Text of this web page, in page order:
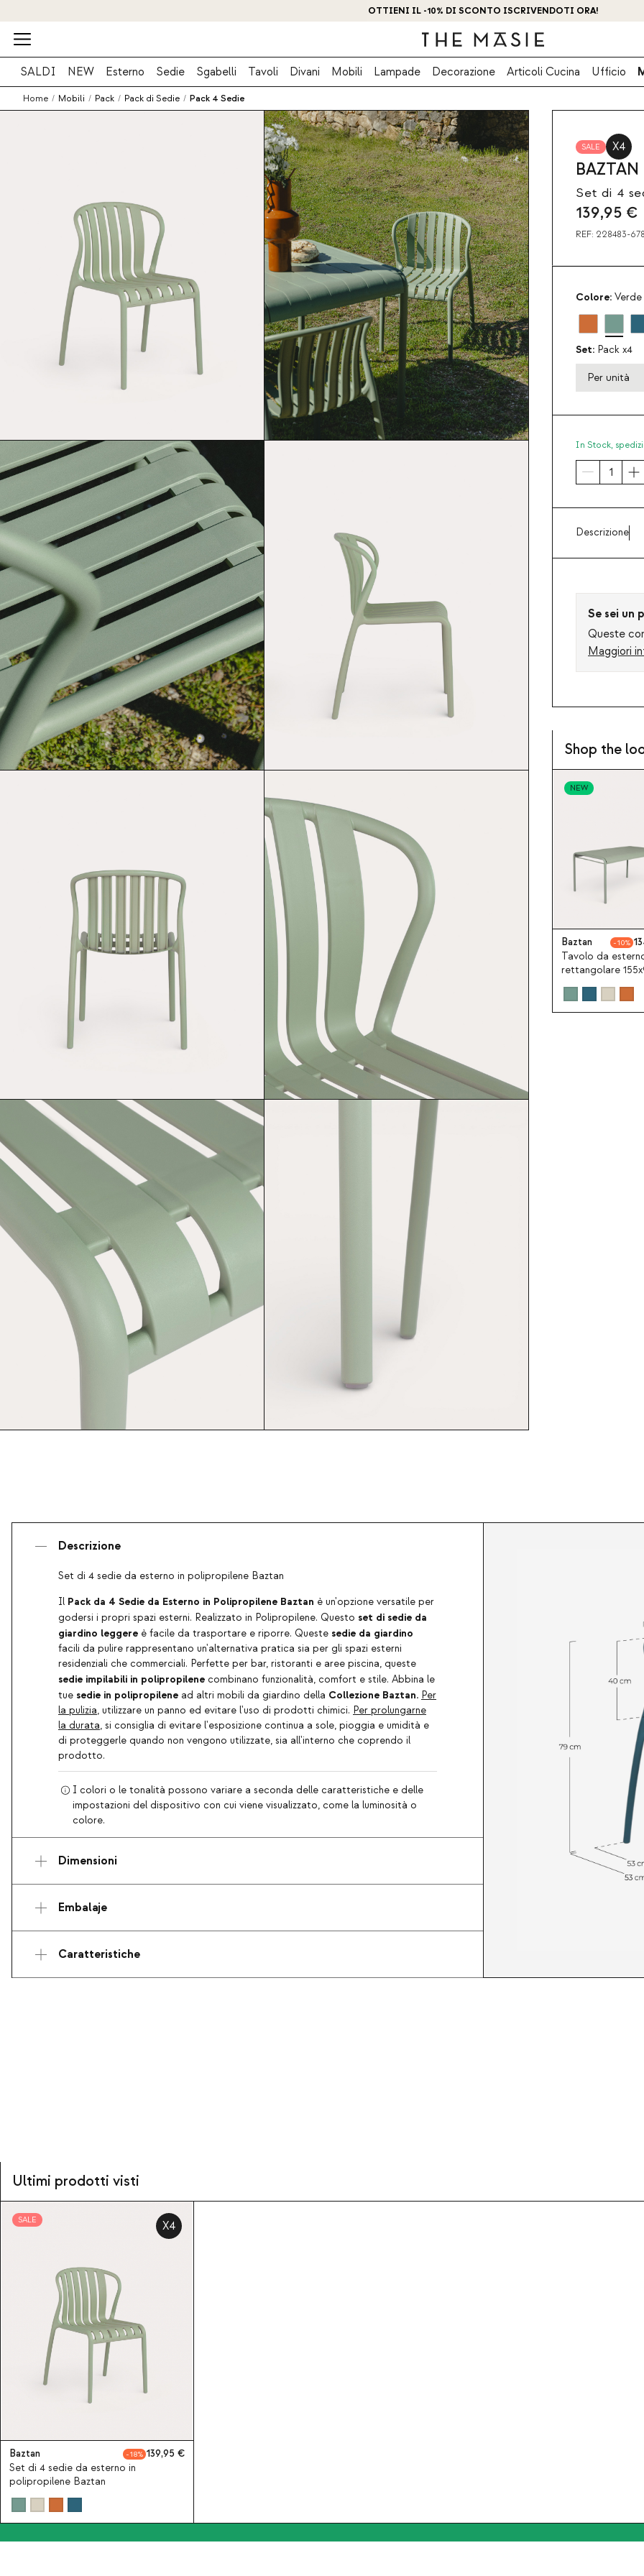
OTTIENI IL -10% DI SCONTO ISCRIVENDOTI ORA!
SALDI NEW Esterno Sedie Sgabelli Tavoli Divani Mobili Lampade Decorazione Articoli Cucina Ufficio
Home / Mobili / Pack / Pack di Sedie / Pack 4 Sedie
SALE X4
BAZTAN
Set di 4
139,95 €
REF: 228483-
Colore:
Set: Pack x4
Per unità
In Stock,
Descrizione
Se sei un
Queste
Maggiori
Shop the
NEW
Baztan 10
Tavolo da
rettangolare
in metallo e
Descrizione
Set di 4 sedie da esterno in polipropilene Baztan
Il Pack da 4 Sedie da Esterno in Polipropilene Baztan è un'opzione versatile per
godersi i propri spazi esterni. Realizzato in Polipropilene. Questo set di sedie da
giardino leggere è facile da trasportare e riporre. Queste sedie da giardino
facili da pulire rappresentano un'alternativa pratica sia per gli spazi esterni
residenziali che commerciali. Perfette per bar, ristoranti e aree piscina, queste
sedie impilabili in polipropilene combinano funzionalità, comfort e stile. Abbina le
tue sedie in polipropilene ad altri mobili da giardino della Collezione Baztan. Per
la pulizia, utilizzare un panno ed evitare l'uso di prodotti chimici. Per prolungarne
la durata, si consiglia di evitare l'esposizione continua a sole, pioggia e umidità e
di proteggerle quando non vengono utilizzate, sia all'interno che coprendo il
prodotto.
I colori o le tonalità possono variare a seconda delle caratteristiche e delle
impostazioni del dispositivo con cui viene visualizzato, come la luminosità o
colore.
Dimensioni
Embalaje
Caratteristiche
Ultimi prodotti visti
SALE X4
Baztan 18
139,95
Set di 4 sedie da esterno in
polipropilene Baztan